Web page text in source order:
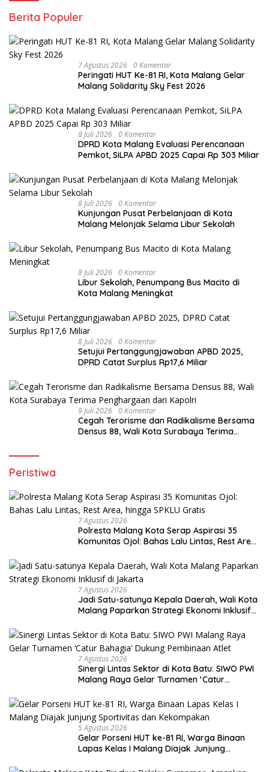
Berita Populer
7 Agustus 2026 0 Komentar
Peringati HUT Ke-81 RI, Kota Malang Gelar
Malang Solidarity Sky Fest 2026
8 Juli 2026 0 Komentar
DPRD Kota Malang Evaluasi Perencanaan
Pemkot, SiLPA APBD 2025 Capai Rp 303 Miliar
8 Juli 2026 0 Komentar
Kunjungan Pusat Perbelanjaan di Kota
Malang Melonjak Selama Libur Sekolah
8 Juli 2026 0 Komentar
Libur Sekolah, Penumpang Bus Macito di
Kota Malang Meningkat
8 Juli 2026 0 Komentar
Setujui Pertanggungjawaban APBD 2025,
DPRD Catat Surplus Rp17,6 Miliar
9 Juli 2026 0 Komentar
Cegah Terorisme dan Radikalisme Bersama
Densus 88, Wali Kota Surabaya Terima
Peristiwa
7 Agustus 2026
Polresta Malang Kota Serap Aspirasi 35
Komunitas Ojol: Bahas Lalu Lintas, Rest Area,
7 Agustus 2026
Jadi Satu-satunya Kepala Daerah, Wali Kota
Malang Paparkan Strategi Ekonomi Inklusif
7 Agustus 2026
Sinergi Lintas Sektor di Kota Batu: SIWO PWI
Malang Raya Gelar Turnamen ‘Catur
5 Agustus 2026
Gelar Porseni HUT ke-81 RI, Warga Binaan
Lapas Kelas I Malang Diajak Junjung